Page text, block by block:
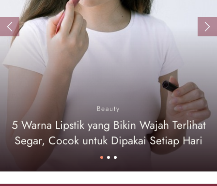
Beauty
5 Warna Lipstik yang Bikin Wajah Terlihat
Segar, Cocok untuk Dipakai Setiap Hari
Previous